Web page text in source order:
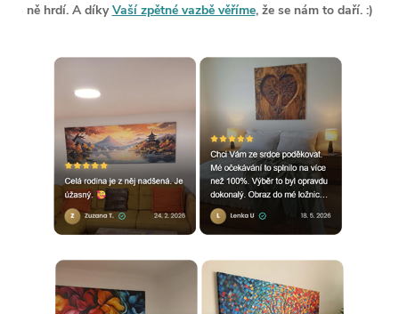
ně hrdí. A díkyVaší zpětné vazbě věříme, že se nám to daří. :)